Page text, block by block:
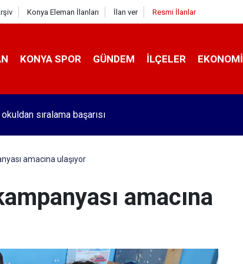
Konya Eleman İlanları İlan ver Resmi İlanlar
KONYA SPOR GÜNDEM İLÇELER EKONOMI
sıralama başarısı
amacına ulaşıyor
amacına